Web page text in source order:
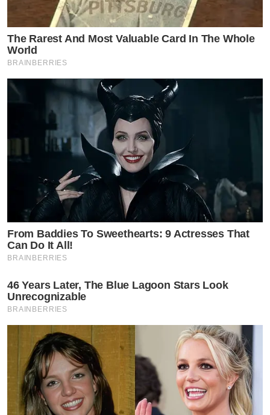
The Rarest And Most Valuable Card In The Whole
World
BRAINBERRIES
From Baddies To Sweethearts: 9 Actresses That
Can Do It All!
BRAINBERRIES
46 Years Later, The Blue Lagoon Stars Look
Unrecognizable
BRAINBERRIES